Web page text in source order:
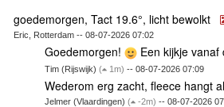
goedemorgen, Tact 19.6°, licht bewolkt
Eric, Rotterdam -- 08-07-2026 07:02
Goedemorgen! Een kijkje vanaf
Tim (Rijswijk)( 1m) -- 08-07-2026 07:09
Wederom erg zacht, fleece hangt
Jelmer (Vlaardingen)( -2m) -- 08-07-2026